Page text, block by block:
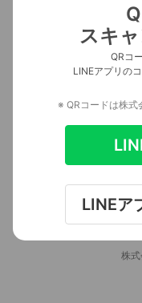
株
スキ
QRコ
LINEアプリの
※ QRコードは株式
LINEア